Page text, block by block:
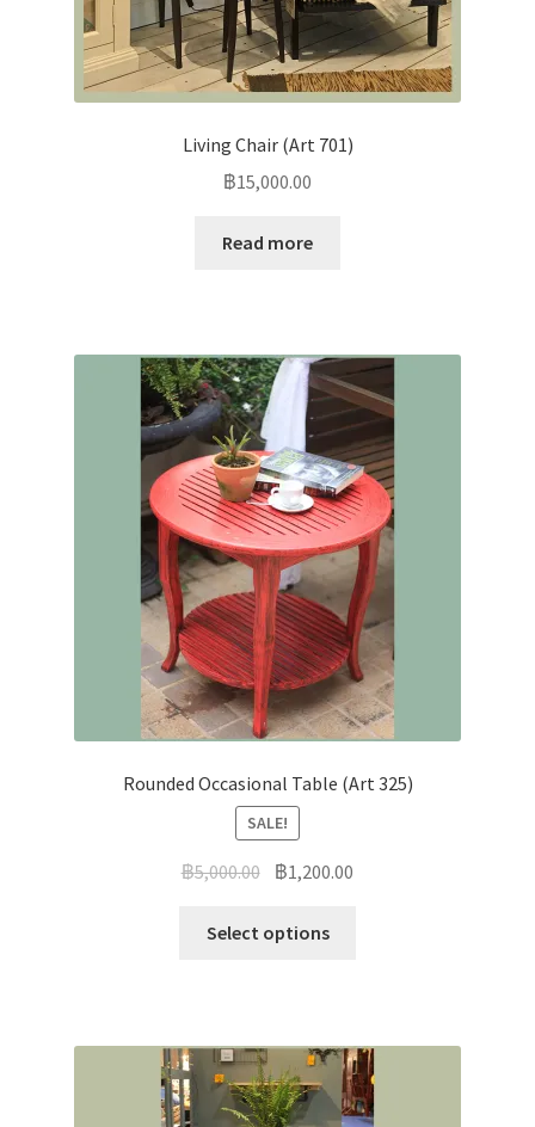
Living Chair (Art 701)
฿15,000.00
Read more
Rounded Occasional Table (Art 325)
SALE!
฿5,000.00 ฿1,200.00
Select options